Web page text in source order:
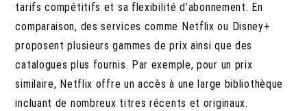
tarifs compétitifs et sa flexibilité d’abonnement. En
comparaison, des services comme Netflix ou Disney+
proposent plusieurs gammes de prix ainsi que des
catalogues plus fournis. Par exemple, pour un prix
similaire, Netflix offre un accès à une large bibliothèque
incluant de nombreux titres récents et originaux.